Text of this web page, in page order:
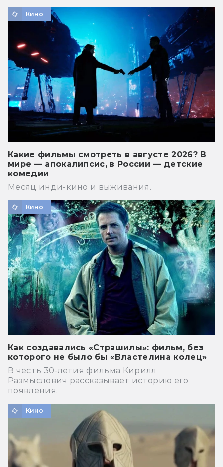
Кино
Какие фильмы смотреть в августе 2026? В
мире — апокалипсис, в России — детские
комедии
Месяц инди-кино и выживания.
Кино
Как создавались «Страшилы»: фильм, без
которого не было бы «Властелина колец»
В честь 30-летия фильма Кирилл
Размыслович рассказывает историю его
появления.
Кино